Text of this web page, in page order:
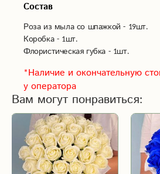
Состав
Роза из мыла со шпажкой - 19шт.
Коробка - 1шт.
Флористическая губка - 1шт.
*Наличие и окончательную
у оператора
Вам могут понравиться: